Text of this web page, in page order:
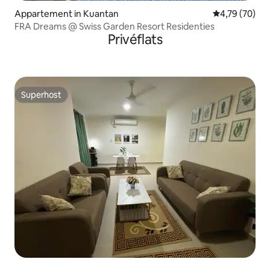
Appartement in Kuantan Gemiddelde
4,79 (70)
FRA Dreams @ Swiss Garden Resort Residenties
Privéflats
Superhost
Superhost